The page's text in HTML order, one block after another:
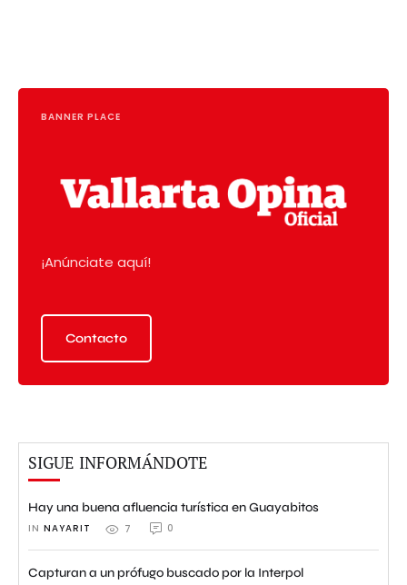
BANNER PLACE
¡Anúnciate aquí!
Contacto
SIGUE INFORMÁNDOTE
Hay una buena afluencia turística en Guayabitos
IN NAYARIT 7 0
Capturan a un prófugo buscado por la Interpol